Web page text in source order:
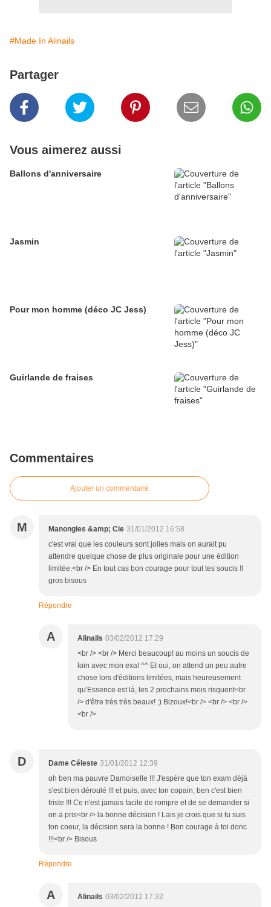
#Made In Alinails
Partager
Vous aimerez aussi
Ballons d'anniversaire
Jasmin
Pour mon homme (déco JC Jess)
Guirlande de fraises
Commentaires
Ajouter un commentaire
M Manongles &amp; Cie 31/01/2012 16:58
c'est vrai que les couleurs sont jolies mais on aurait pu
attendre quelque chose de plus originale pour une édition
limitée.<br /> En tout cas bon courage pour tout tes soucis !!
gros bisous
Répondre
A Alinails 03/02/2012 17:29
<br /> <br /> Merci beaucoup! au moins un soucis de
loin avec mon exa! ^^ Et oui, on attend un peu autre
chose lors d'éditions limitées, mais heureusement
qu'Essence est là, les 2 prochains mois risquent<br
/> d'être très très beaux! ;) Bizoux!<br /> <br /> <br />
<br />
D Dame Céleste 31/01/2012 12:39
oh ben ma pauvre Damoiselle !!! J'espère que ton exam déjà
s'est bien déroulé !!! et puis, avec ton copain, ben c'est bien
triste !!! Ce n'est jamais facile de rompre et de se demander si
on a pris<br /> la bonne décision ! Lais je crois que si tu suis
ton coeur, la décision sera la bonne ! Bon courage à toi donc
!!!<br /> Bisous
Répondre
A Alinails 03/02/2012 17:32